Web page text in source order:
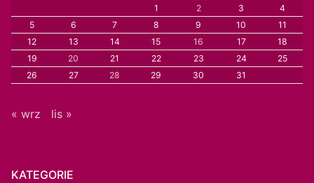
1
2 3
4
5
6 7 8 9 10
11
12
13 14 15 16 17
18
19
20 21 22 23 24
25
26
27 28 29 30 31
« wrz lis »
KATEGORIE